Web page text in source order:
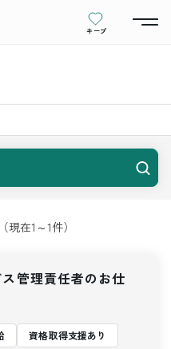
キープ
（現在1 ～1件）
管理責任者のお仕
資格取得支援あり